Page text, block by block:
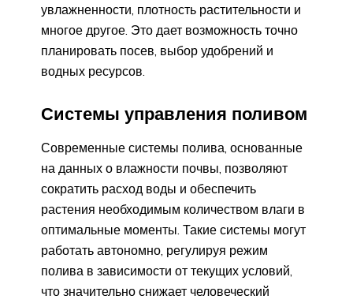
увлажненности, плотность растительности и
многое другое. Это дает возможность точно
планировать посев, выбор удобрений и
водных ресурсов.
Системы управления поливом
Современные системы полива, основанные
на данных о влажности почвы, позволяют
сократить расход воды и обеспечить
растения необходимым количеством влаги в
оптимальные моменты. Такие системы могут
работать автономно, регулируя режим
полива в зависимости от текущих условий,
что значительно снижает человеческий